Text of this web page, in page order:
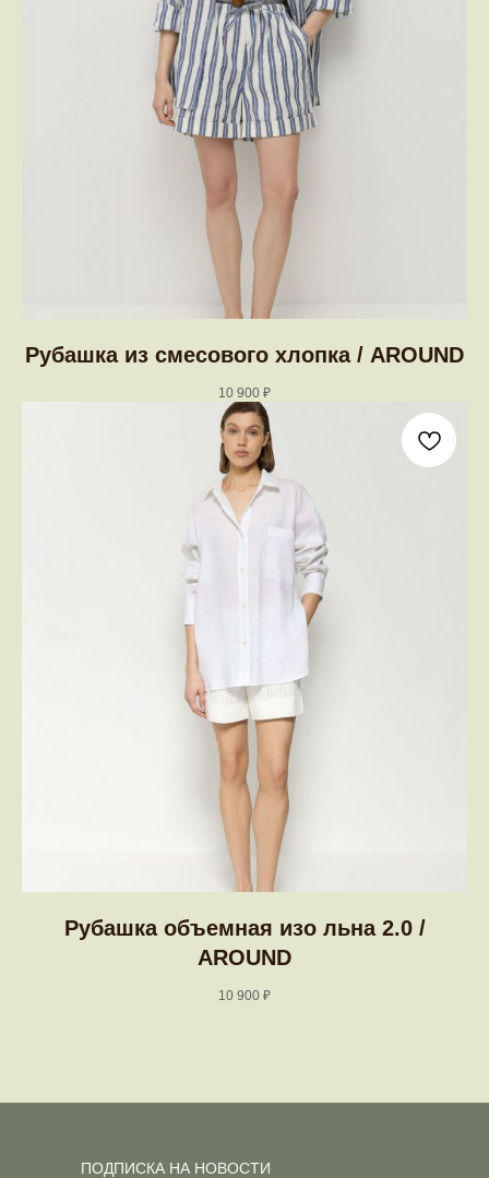
Рубашка из смесового хлопка / AROUND
10 900 ₽
Рубашка объемная изо льна 2.0 /
AROUND
10 900 ₽
ПОДПИСКА НА НОВОСТИ